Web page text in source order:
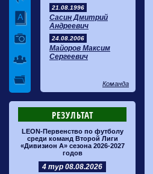
21.08.1996
Сасин Дмитрий
Андреевич
24.08.2006
Майоров Максим
Сергеевич
Команда
РЕЗУЛЬТАТ
LEON-Первенство по футболу
среди команд Второй Лиги
«Дивизион А» сезона 2026-2027
годов
4 тур 08.08.2026